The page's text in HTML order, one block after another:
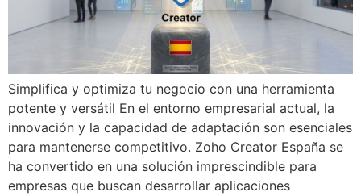
Simplifica y optimiza tu negocio con una herramienta
potente y versátil En el entorno empresarial actual, la
innovación y la capacidad de adaptación son esenciales
para mantenerse competitivo. Zoho Creator España se
ha convertido en una solución imprescindible para
empresas que buscan desarrollar aplicaciones